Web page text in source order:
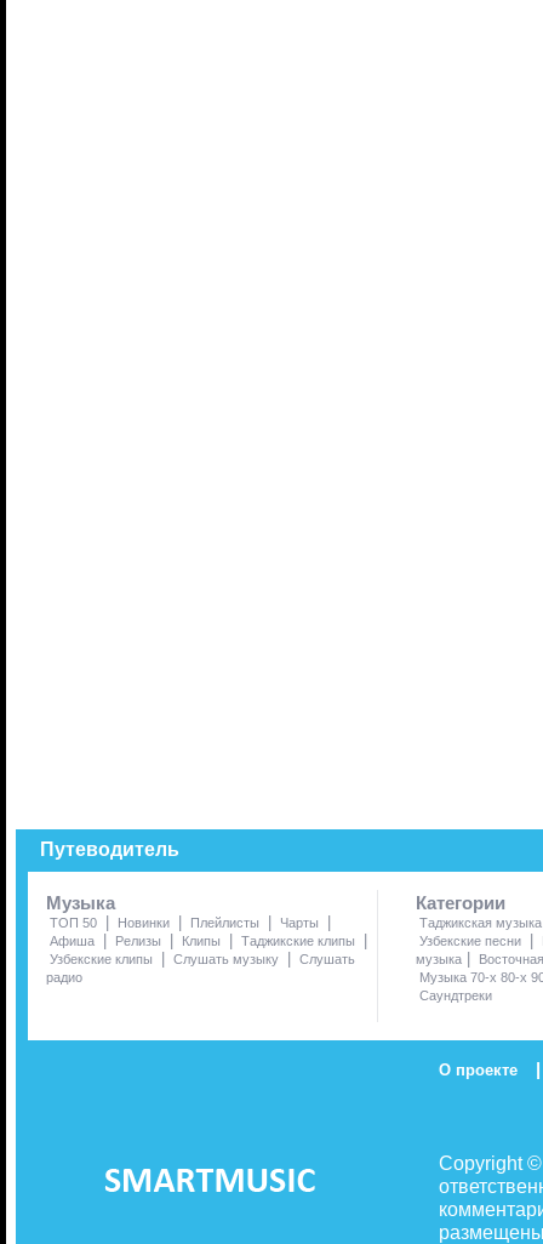
Путеводитель
Музыка
ТОП 50 | Новинки | Плейлисты | Чарты |
Афиша | Релизы | Клипы | Таджикские клипы |
Узбекские клипы | Слушать музыку | Слушать
радио
Категории
Таджикская музыка
Узбекские песни
|
музыка |
Музыка 70-х 80-х
Саундтреки
О проекте |
Copyright
размещены